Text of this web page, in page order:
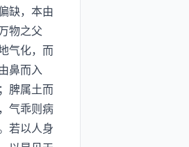
缺，本由
物之父
气化，而
鼻而入
脾属土而
气乖则病
若以人身